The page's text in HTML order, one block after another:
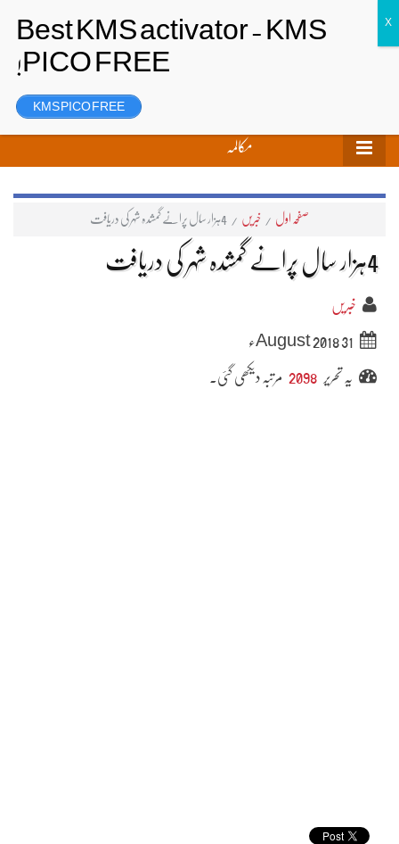
رجسٹر
مکالمہ
صفحہ اول / خبریں / 4ہزار سال پرانے گمشدہ شہر کی دریافت
4ہزار سال پرانے گمشدہ شہر کی دریافت
خبریں
31 August 2018ء
یہ تحریر 2098 مرتبہ دیکھی گئی۔
KMS PICO FREE